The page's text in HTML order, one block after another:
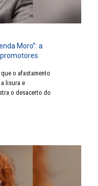
Moro”: a
o afastamento
lisura e
o desacerto do